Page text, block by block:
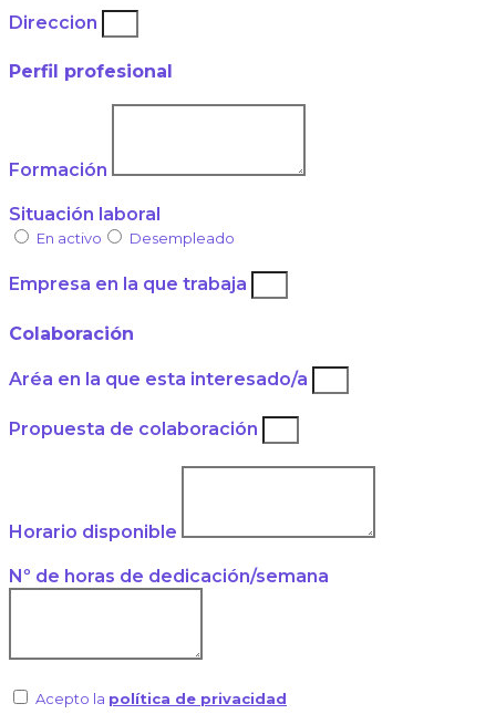
Direccion
Perfil profesional
Formación
Situación laboral
En activo Desempleado
Empresa en la que trabaja
Colaboración
Aréa en la que esta interesado/a
Propuesta de colaboración
Horario disponible
Nº de horas de dedicación/semana
Acepto la política de privacidad